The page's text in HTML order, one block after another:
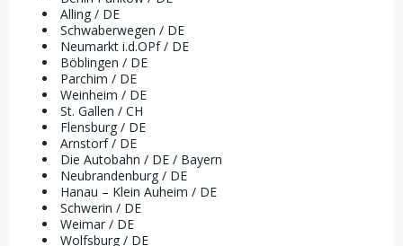
Alling / DE
Schwaberwegen / DE
Neumarkt i.d.OPf / DE
Böblingen / DE
Parchim / DE
Weinheim / DE
St. Gallen / CH
Flensburg / DE
Arnstorf / DE
Die Autobahn / DE / Bayern
Neubrandenburg / DE
Hanau – Klein Auheim / DE
Schwerin / DE
Weimar / DE
Wolfsburg / DE